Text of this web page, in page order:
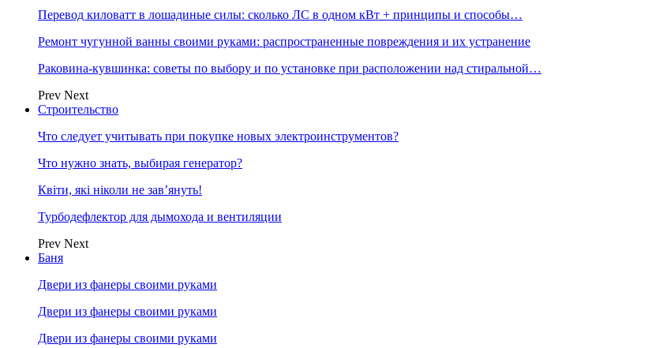
Перевод киловатт в лошадиные силы: сколько ЛС в одном кВт + принципы и способы…
Ремонт чугунной ванны своими руками: распространенные повреждения и их устранение
Раковина-кувшинка: советы по выбору и по установке при расположении над стиральной…
Prev Next
Строительство
Что следует учитывать при покупке новых электроинструментов?
Что нужно знать, выбирая генератор?
Квіти, які ніколи не зав’януть!
Турбодефлектор для дымохода и вентиляции
Prev Next
Баня
Двери из фанеры своими руками
Двери из фанеры своими руками
Двери из фанеры своими руками